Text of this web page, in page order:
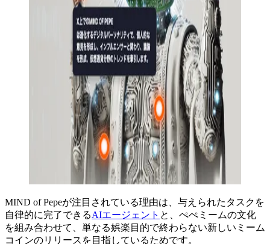
MIND of Pepeが注目されている理由は、与えられたタスクを
自律的に完了できるAIエージェント と、ぺぺミームの文化
を組み合わせて、単なる娯楽目的で終わらない新しいミーム
コインのリリースを目指しているためです。